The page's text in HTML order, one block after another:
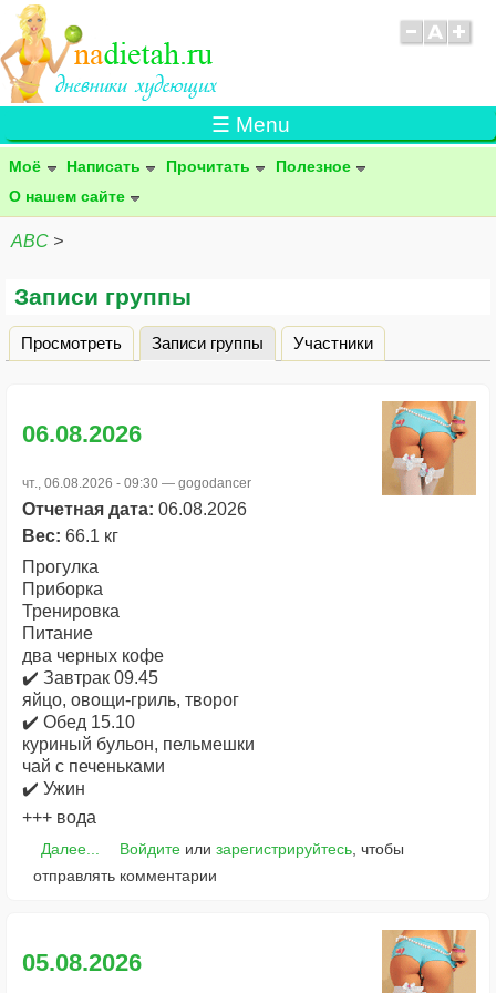
☰ Menu
Моё Написать Прочитать
Полезное
О нашем сайте
ABC >
Записи группы
Главные вкладки
Просмотреть Записи группы (активная вкладка)
Участники
06.08.2026
чт., 06.08.2026 - 09:30 — gogodancer
Отчетная дата: 06.08.2026
Вес: 66.1 кг
Прогулка
Приборка
Тренировка
Питание
два черных кофе
✔️ Завтрак 09.45
яйцо, овощи-гриль, творог
✔️ Обед 15.10
куриный бульон, пельмешки
чай с печеньками
✔️ Ужин
+++ вода
Далее... Войдитеили зарегистрируйтесь, чтобы
отправлять комментарии
05.08.2026